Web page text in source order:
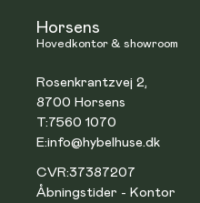
Horsens
Hovedkontor & showroom
Rosenkrantzvej 2,
8700 Horsens
T:7560 1070
E:info@hybelhuse.dk
CVR:37387207
Åbningstider - Kontor